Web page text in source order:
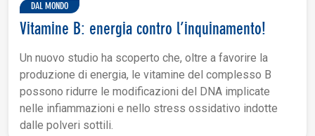
DAL MONDO
Vitamine B: energia contro l’inquinamento!
Un nuovo studio ha scoperto che, oltre a favorire la
produzione di energia, le vitamine del complesso B
possono ridurre le modificazioni del DNA implicate
nelle infiammazioni e nello stress ossidativo indotte
dalle polveri sottili.